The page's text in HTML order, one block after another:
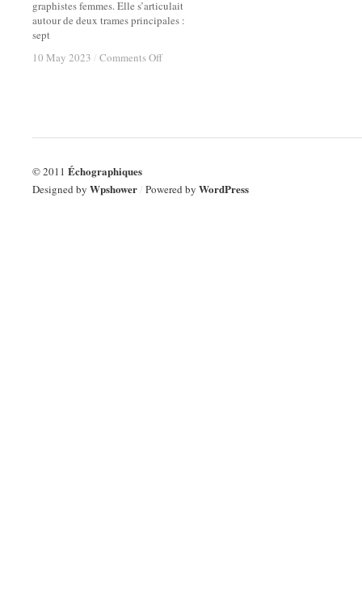
graphistes femmes. Elle s’articulait
autour de deux trames principales :
sept
10 May 2023 / Comments Offon
10 May 2023 / Comments Offon
© 2011 Échographiques
Designed by Wpshower/ Powered by WordPress